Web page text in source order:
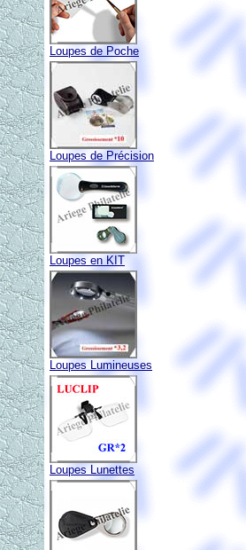
Loupes de Poche
Loupes de Précision
Loupes en KIT
Loupes Lumineuses
Loupes Lunettes